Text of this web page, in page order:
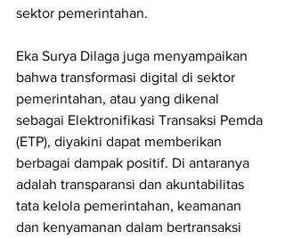
sektor pemerintahan.
Eka Surya Dilaga juga menyampaikan
bahwa transformasi digital di sektor
pemerintahan, atau yang dikenal
sebagai Elektronifikasi Transaksi Pemda
(ETP), diyakini dapat memberikan
berbagai dampak positif. Di antaranya
adalah transparansi dan akuntabilitas
tata kelola pemerintahan, keamanan
dan kenyamanan dalam bertransaksi